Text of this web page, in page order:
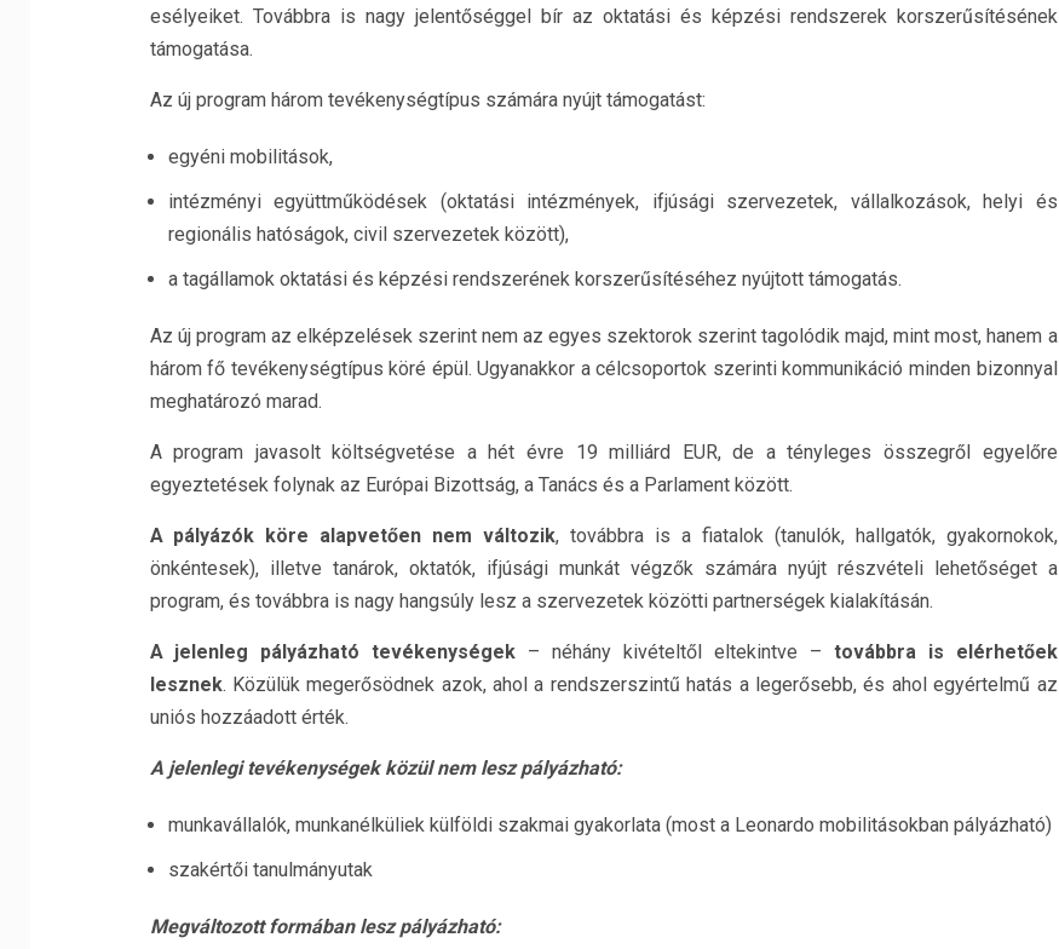
esélyeiket. Továbbra is nagy jelentőséggel bír az oktatási és képzési rendszerek korszerűsítésének
támogatása.
Az új program három tevékenységtípus számára nyújt támogatást:
egyéni mobilitások,
intézményi együttműködések (oktatási intézmények, ifjúsági szervezetek, vállalkozások, helyi és
regionális hatóságok, civil szervezetek között),
a tagállamok oktatási és képzési rendszerének korszerűsítéséhez nyújtott támogatás.
Az új program az elképzelések szerint nem az egyes szektorok szerint tagolódik majd, mint most, hanem a
három fő tevékenységtípus köré épül. Ugyanakkor a célcsoportok szerinti kommunikáció minden bizonnyal
meghatározó marad.
A program javasolt költségvetése a hét évre 19 milliárd EUR, de a tényleges összegről egyelőre
egyeztetések folynak az Európai Bizottság, a Tanács és a Parlament között.
A pályázók köre alapvetően nem változik, továbbra is a fiatalok (tanulók, hallgatók, gyakornokok,
önkéntesek), illetve tanárok, oktatók, ifjúsági munkát végzők számára nyújt részvételi lehetőséget a
program, és továbbra is nagy hangsúly lesz a szervezetek közötti partnerségek kialakításán.
A jelenleg pályázható tevékenységek – néhány kivételtől eltekintve – továbbra is elérhetőek
lesznek. Közülük megerősödnek azok, ahol a rendszerszintű hatás a legerősebb, és ahol egyértelmű az
uniós hozzáadott érték.
A jelenlegi tevékenységek közül nem lesz pályázható:
munkavállalók, munkanélküliek külföldi szakmai gyakorlata (most a Leonardo mobilitásokban pályázható)
szakértői tanulmányutak
Megváltozott formában lesz pályázható: